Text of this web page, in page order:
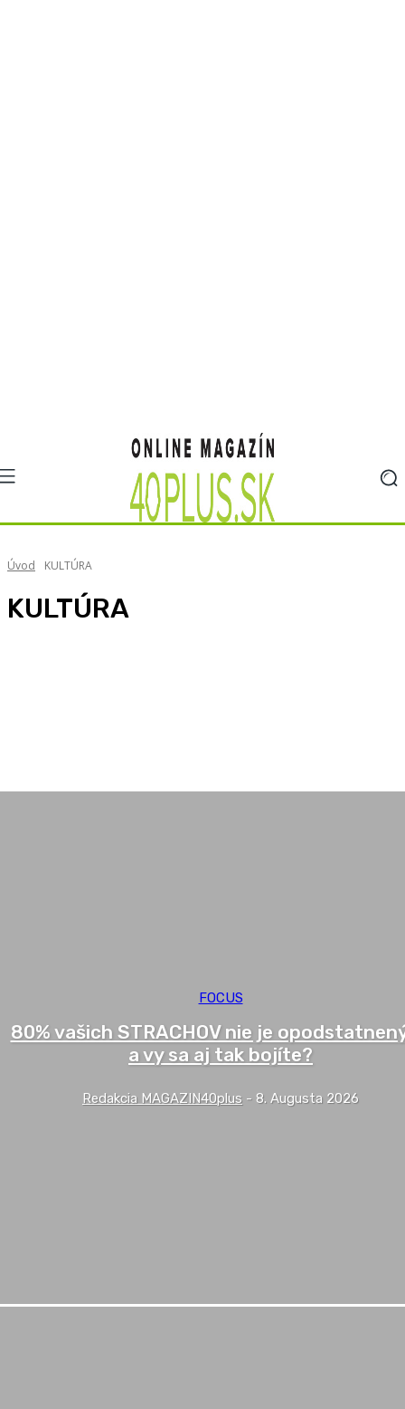
Úvod KULTÚRA
KULTÚRA
FOCUS
80% vašich STRACHOV nie je
a vy sa aj tak bojíte?
Redakcia MAGAZIN40plus - 8. Augusta 2026